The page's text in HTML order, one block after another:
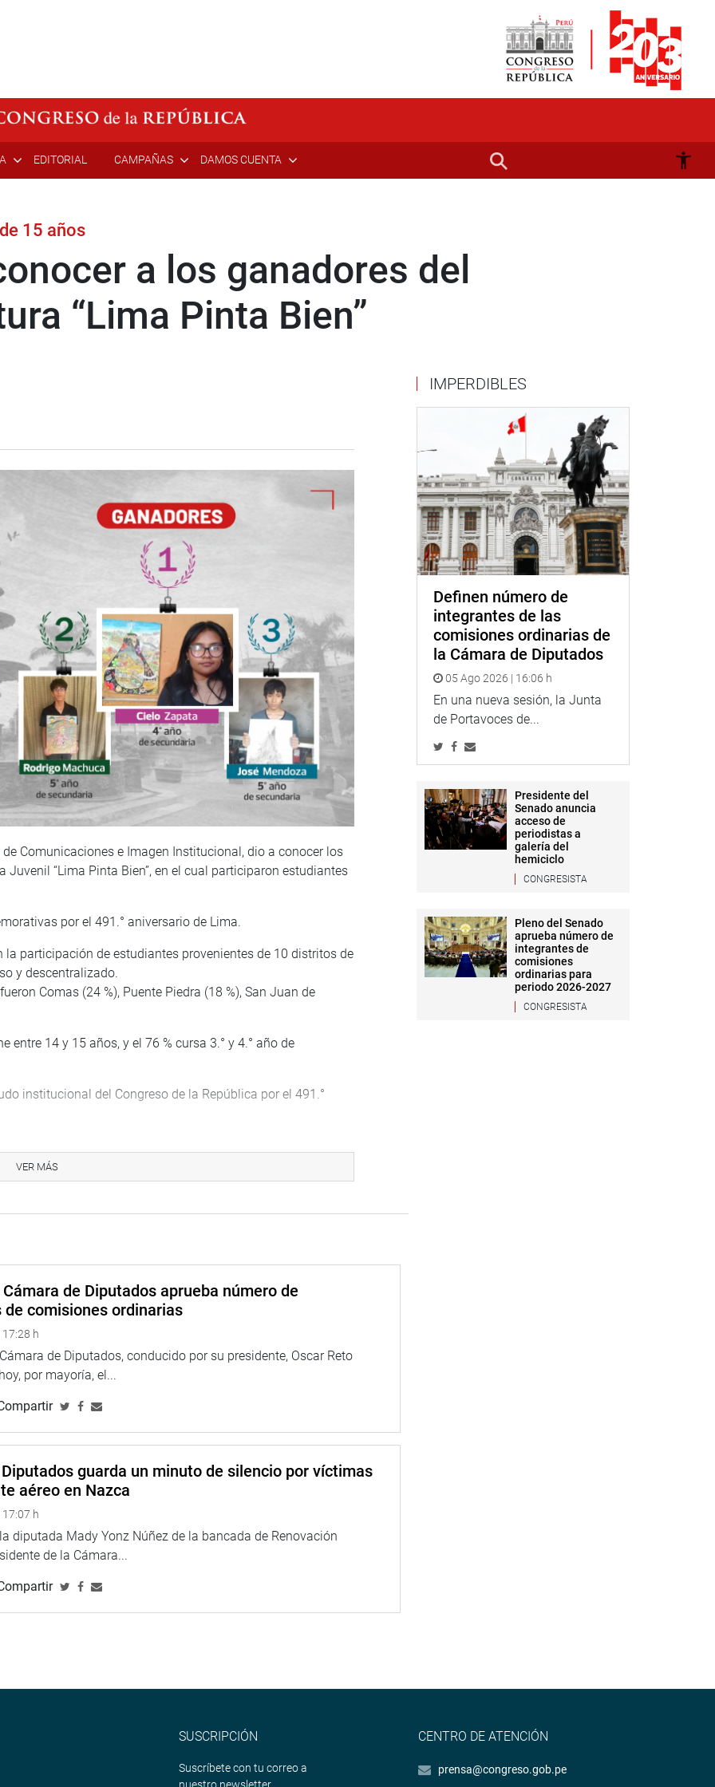
EDITORIAL CAMPAÑAS DAMOS CUENTA
15 años
a los ganadores del
“Lima Pinta Bien”
Comunicaciones e Imagen Institucional, dio a conocer los
“Lima Pinta Bien”, en el cual participaron estudiantes
por el 491.° aniversario de Lima.
la participación de estudiantes provenientes de 10 distritos de
y descentralizado.
Comas (24 %), Puente Piedra (18 %), San Juan de
entre 14 y 15 años, y el 76 % cursa 3.° y 4.° año de
institucional del Congreso de la República por el 491.°
la cultura popular actual. En su cabeza se fusiona la Cruz
y gastronomía, mostrando que Lima es memoria, vida
Barreto, estudiante de 17 años de quinto año de
Tradición”.
de un rostro femenino que hace referencia a Sarita
de fe popular y tradición religiosa. Su vestimenta une lo
y personajes inspirados en Pancho Fierro, mostrando la
(17 años), del quinto año de secundaria. El titulo de su
de los jóvenes, fortalecer la identidad cultural y
VER MÁS
de Diputados aprueba número de
comisiones ordinarias
h
de Diputados, conducido por su presidente, Oscar Reto
por mayoría, el...
guarda un minuto de silencio por víctimas
aéreo en Nazca
h
diputada Mady Yonz Núñez de la bancada de Renovación
de la Cámara...
IMPERDIBLES
Definen número de
integrantes de las
comisiones ordinarias de
la Cámara de Diputados
05 Ago 2026 | 16:06 h
En una nueva sesión, la Junta
de Portavoces de...
Presidente del
Senado anuncia
acceso de
periodistas a
galería del
hemiciclo
CONGRESISTA
Pleno del Senado
aprueba número de
integrantes de
comisiones
ordinarias para
periodo 2026-2027
CONGRESISTA
SUSCRIPCIÓN
Suscríbete con tu correo a
CENTRO DE ATENCIÓN
prensa@congreso.gob.pe